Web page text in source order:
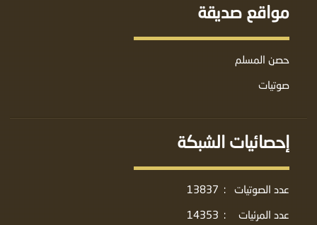
مواقع صديقة
حصن المسلم
صوتيات
إحصائيات الشبكة
عدد الصوتيات :
13837
عدد المرئيات
:
14353